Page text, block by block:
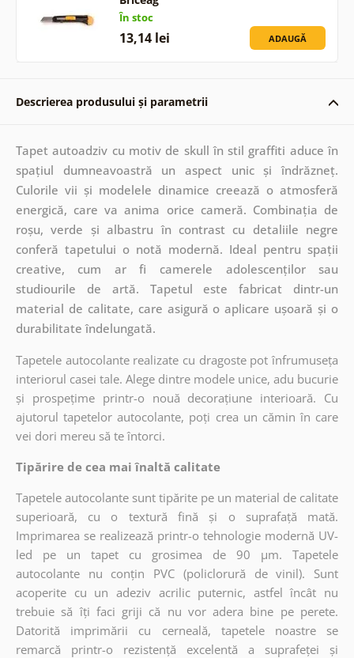
În stoc
13,14 lei ADAUGĂ
Descrierea produsului și parametrii
Tapet autoadziv cu motiv de skull în stil graffiti aduce în
spațiul dumneavoastră un aspect unic și îndrăzneț.
Culorile vii și modelele dinamice creează o atmosferă
energică, care va anima orice cameră. Combinația de
roșu, verde și albastru în contrast cu detaliile negre
conferă tapetului o notă modernă. Ideal pentru spații
creative, cum ar fi camerele adolescenților sau
studiourile de artă. Tapetul este fabricat dintr-un
material de calitate, care asigură o aplicare ușoară și o
durabilitate îndelungată.
Tapetele autocolante realizate cu dragoste pot înfrumuseța
interiorul casei tale. Alege dintre modele unice, adu bucurie
și prospețime printr-o nouă decorațiune interioară. Cu
ajutorul tapetelor autocolante, poți crea un cămin în care
vei dori mereu să te întorci.
Tipărire de cea mai înaltă calitate
Tapetele autocolante sunt tipărite pe un material de calitate
superioară, cu o textură fină și o suprafață mată.
Imprimarea se realizează printr-o tehnologie modernă UV-
led pe un tapet cu grosimea de 90 µm. Tapetele
autocolante nu conțin PVC (policlorură de vinil). Sunt
acoperite cu un adeziv acrilic puternic, astfel încât nu
trebuie să îți faci griji că nu vor adera bine pe perete.
Datorită imprimării cu cerneală, tapetele noastre se
remarcă printr-o rezistență excelentă a suprafeței și